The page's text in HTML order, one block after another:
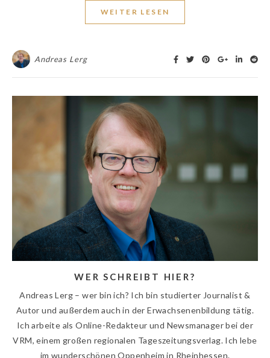
WEITER LESEN
Andreas Lerg
WER SCHREIBT HIER?
Andreas Lerg – wer bin ich? Ich bin studierter Journalist &
Autor und außerdem auch in der Erwachsenenbildung tätig.
Ich arbeite als Online-Redakteur und Newsmanager bei der
VRM, einem großen regionalen Tageszeitungsverlag. Ich lebe
im wunderschönen Oppenheim in Rheinhessen.